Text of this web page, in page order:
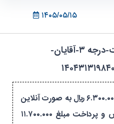
۱۴۰۵/۰۵/۱۵
داوری-کراس فیت-درجه ۳-آقایان-
شرایط پرداخت : واریز مبلغ ۶.۳۰۰.۰۰۰ ریال به صورت آنلاین
از طریق سامانه جامع آموزش و پرداخت مبلغ ۱۱.۷۰۰.۰۰۰